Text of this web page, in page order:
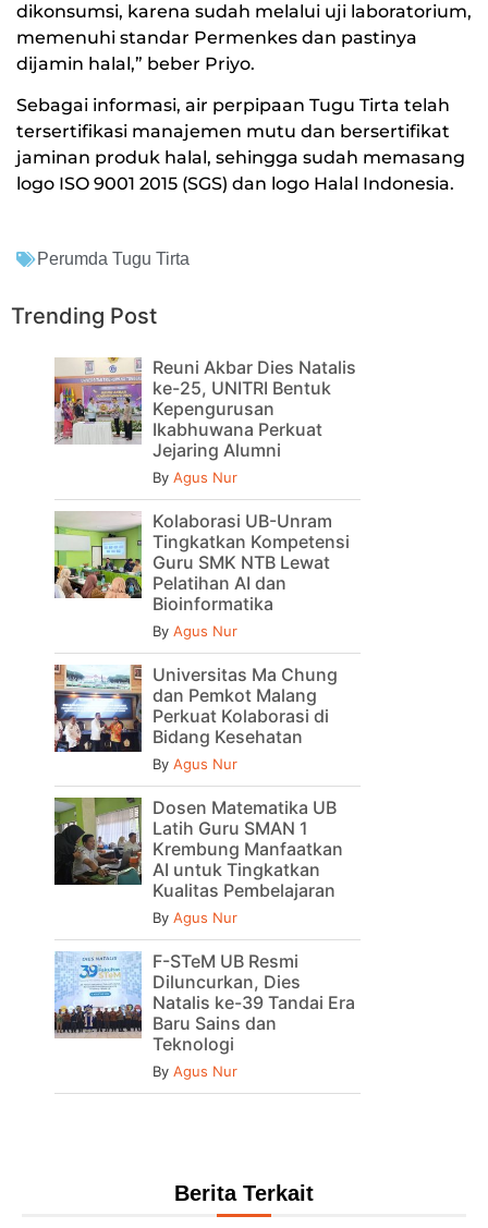
dikonsumsi, karena sudah melalui uji laboratorium,
memenuhi standar Permenkes dan pastinya
dijamin halal,” beber Priyo.
Sebagai informasi, air perpipaan Tugu Tirta telah
tersertifikasi manajemen mutu dan bersertifikat
jaminan produk halal, sehingga sudah memasang
logo ISO 9001 2015 (SGS) dan logo Halal Indonesia.
Perumda Tugu Tirta
Trending Post
Reuni Akbar Dies Natalis
ke-25, UNITRI Bentuk
Kepengurusan
Ikabhuwana Perkuat
Jejaring Alumni
By Agus Nur
Kolaborasi UB-Unram
Tingkatkan Kompetensi
Guru SMK NTB Lewat
Pelatihan AI dan
Bioinformatika
By Agus Nur
Universitas Ma Chung
dan Pemkot Malang
Perkuat Kolaborasi di
Bidang Kesehatan
By Agus Nur
Dosen Matematika UB
Latih Guru SMAN 1
Krembung Manfaatkan
AI untuk Tingkatkan
Kualitas Pembelajaran
By Agus Nur
F-STeM UB Resmi
Diluncurkan, Dies
Natalis ke-39 Tandai Era
Baru Sains dan
Teknologi
By Agus Nur
Berita Terkait